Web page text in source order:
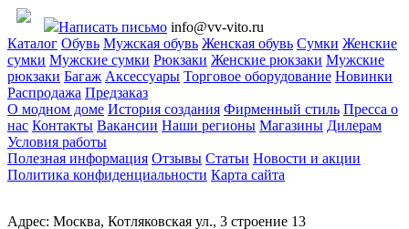
Написать письмо info@vv-vito.ru
Каталог Обувь Мужская обувь Женская обувь Сумки Женские
сумки Мужские сумки Рюкзаки Женские рюкзаки Мужские
рюкзаки Багаж Аксессуары Торговое оборудование Новинки
Распродажа Предзаказ
О модном доме История создания Фирменный стиль Пресса о
нас Контакты Вакансии Наши регионы Магазины Дилерам
Условия работы
Полезная информация Отзывы Статьи Новости и акции
Политика конфиденциальности Карта сайта
Адрес: Москва, Котляковская ул., 3 строение 13